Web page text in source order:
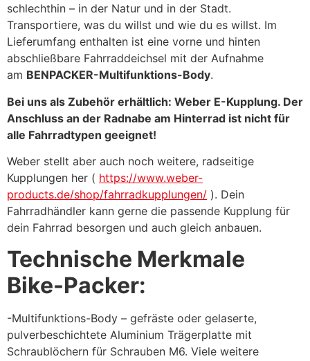
schlechthin – in der Natur und in der Stadt.
Transportiere, was du willst und wie du es willst. Im
Lieferumfang enthalten ist eine vorne und hinten
abschließbare Fahrraddeichsel mit der Aufnahme
am BENPACKER-Multifunktions-Body.
Bei uns als Zubehör erhältlich: Weber E-Kupplung. Der
Anschluss an der Radnabe am Hinterrad ist nicht für
alle Fahrradtypen geeignet!
Weber stellt aber auch noch weitere, radseitige
Kupplungen her ( https://www.weber-
products.de/shop/fahrradkupplungen/ ). Dein
Fahrradhändler kann gerne die passende Kupplung für
dein Fahrrad besorgen und auch gleich anbauen.
Technische Merkmale
Bike-Packer:
-Multifunktions-Body – gefräste oder gelaserte,
pulverbeschichtete Aluminium Trägerplatte mit
Schraublöchern für Schrauben M6. Viele weitere